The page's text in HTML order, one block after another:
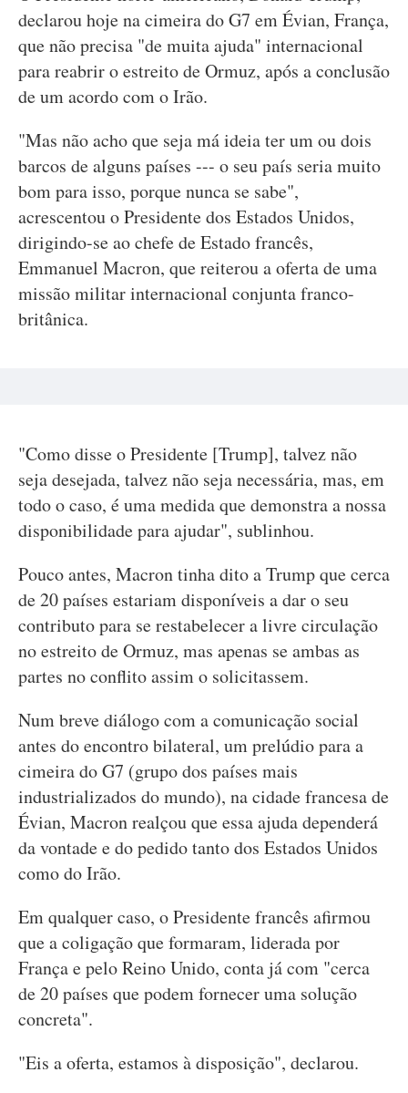
declarou hoje na cimeira do G7 em Évian, França,
que não precisa "de muita ajuda" internacional
para reabrir o estreito de Ormuz, após a conclusão
de um acordo com o Irão.
"Mas não acho que seja má ideia ter um ou dois
barcos de alguns países --- o seu país seria muito
bom para isso, porque nunca se sabe",
acrescentou o Presidente dos Estados Unidos,
dirigindo-se ao chefe de Estado francês,
Emmanuel Macron, que reiterou a oferta de uma
missão militar internacional conjunta franco-
britânica.
"Como disse o Presidente [Trump], talvez não
seja desejada, talvez não seja necessária, mas, em
todo o caso, é uma medida que demonstra a nossa
disponibilidade para ajudar", sublinhou.
Pouco antes, Macron tinha dito a Trump que cerca
de 20 países estariam disponíveis a dar o seu
contributo para se restabelecer a livre circulação
no estreito de Ormuz, mas apenas se ambas as
partes no conflito assim o solicitassem.
Num breve diálogo com a comunicação social
antes do encontro bilateral, um prelúdio para a
cimeira do G7 (grupo dos países mais
industrializados do mundo), na cidade francesa de
Évian, Macron realçou que essa ajuda dependerá
da vontade e do pedido tanto dos Estados Unidos
como do Irão.
Em qualquer caso, o Presidente francês afirmou
que a coligação que formaram, liderada por
França e pelo Reino Unido, conta já com "cerca
de 20 países que podem fornecer uma solução
concreta".
"Eis a oferta, estamos à disposição", declarou.